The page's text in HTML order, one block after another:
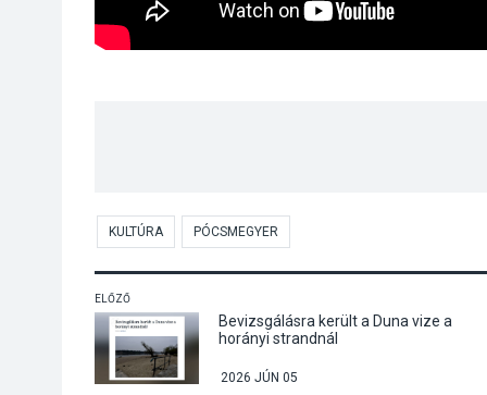
KULTÚRA PÓCSMEGYER
ELŐZŐ
Bevizsgálásra került a Duna vize a
horányi strandnál
2026 JÚN 05